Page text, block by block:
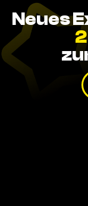
Neues